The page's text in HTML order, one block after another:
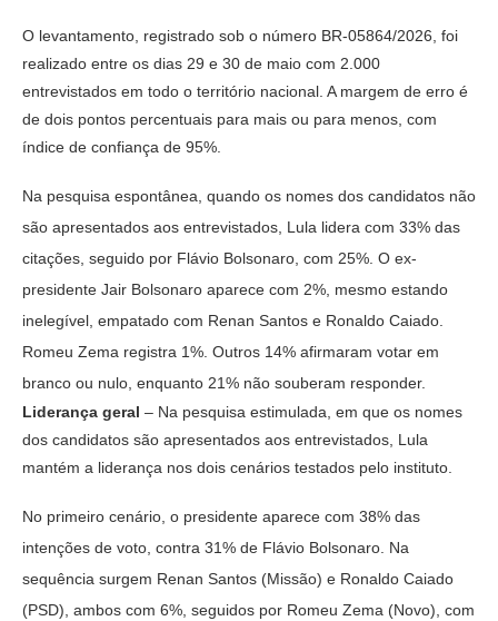
O levantamento, registrado sob o número BR-05864/2026, foi
realizado entre os dias 29 e 30 de maio com 2.000
entrevistados em todo o território nacional. A margem de erro é
de dois pontos percentuais para mais ou para menos, com
índice de confiança de 95%.
Na pesquisa espontânea, quando os nomes dos candidatos não
são apresentados aos entrevistados, Lula lidera com 33% das
citações, seguido por Flávio Bolsonaro, com 25%. O ex-
presidente Jair Bolsonaro aparece com 2%, mesmo estando
inelegível, empatado com Renan Santos e Ronaldo Caiado.
Romeu Zema registra 1%. Outros 14% afirmaram votar em
branco ou nulo, enquanto 21% não souberam responder.
Liderança geral – Na pesquisa estimulada, em que os nomes
dos candidatos são apresentados aos entrevistados, Lula
mantém a liderança nos dois cenários testados pelo instituto.
No primeiro cenário, o presidente aparece com 38% das
intenções de voto, contra 31% de Flávio Bolsonaro. Na
sequência surgem Renan Santos (Missão) e Ronaldo Caiado
(PSD), ambos com 6%, seguidos por Romeu Zema (Novo), com